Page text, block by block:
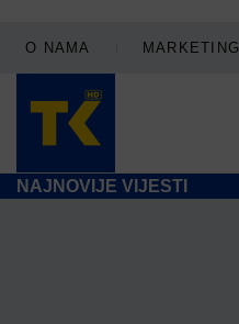
O NAMA MARKETING
NAJNOVIJE VIJESTI